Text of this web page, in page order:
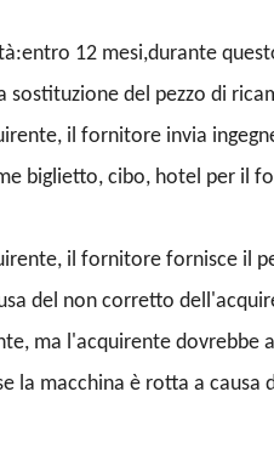
12 mesi,durante
sostituzione del pezzo di
il fornitore invia
biglietto, cibo, hotel per il
il fornitore fornisce il
del non corretto
ma l'acquirente dovrebbe
la macchina è rotta a